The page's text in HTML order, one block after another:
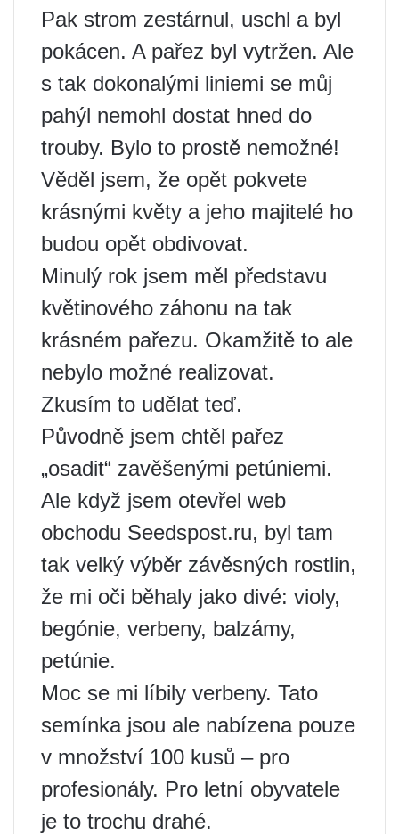
Pak strom zestárnul, uschl a byl
pokácen. A pařez byl vytržen. Ale
s tak dokonalými liniemi se můj
pahýl nemohl dostat hned do
trouby. Bylo to prostě nemožné!
Věděl jsem, že opět pokvete
krásnými květy a jeho majitelé ho
budou opět obdivovat.
Minulý rok jsem měl představu
květinového záhonu na tak
krásném pařezu. Okamžitě to ale
nebylo možné realizovat.
Zkusím to udělat teď.
Původně jsem chtěl pařez
„osadit“ zavěšenými petúniemi.
Ale když jsem otevřel web
obchodu Seedspost.ru, byl tam
tak velký výběr závěsných rostlin,
že mi oči běhaly jako divé: violy,
begónie, verbeny, balzámy,
petúnie.
Moc se mi líbily verbeny. Tato
semínka jsou ale nabízena pouze
v množství 100 kusů – pro
profesionály. Pro letní obyvatele
je to trochu drahé.